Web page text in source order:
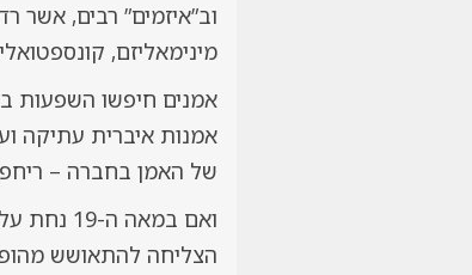
וב”איזמים” רבים, אשר
מינימאליזם,
אמנים חיפשו השפעות
אמנות איברית עתיקה
של האמן בחברה –
הצליחה להתאושש